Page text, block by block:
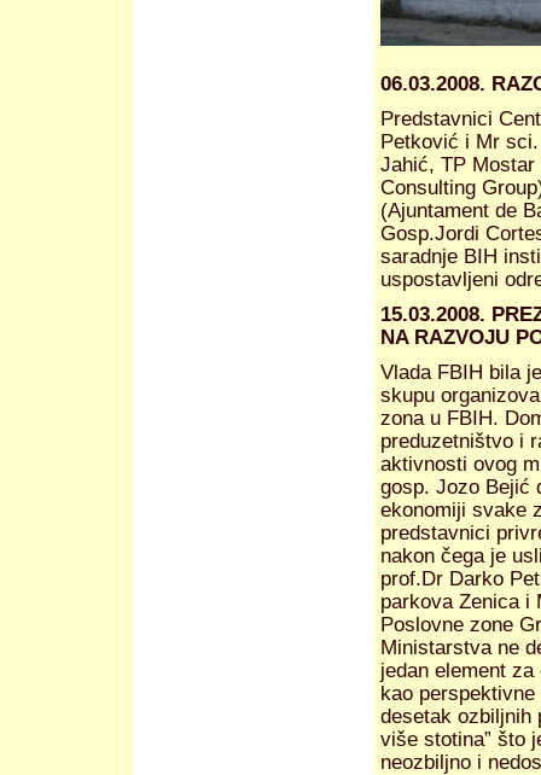
06.03.2008.
Predstavnici
Petković i Mr
Jahić, TP
Consulting
(Ajuntament de
Gosp.Jordi
saradnje BIH
uspostavljeni
15.03.2008.
NA RAZVOJU
Vlada FBIH bila
skupu
zona u FBIH.
preduzetništvo i
aktivnosti ovog
gosp. Jozo Bejić
ekonomiji svake
predstavnici
nakon čega je
prof.Dr Darko
parkova Zenica i
Poslovne zone
Ministarstva ne
jedan element
kao
desetak ozbiljnih
više stotina” što
neozbiljno i